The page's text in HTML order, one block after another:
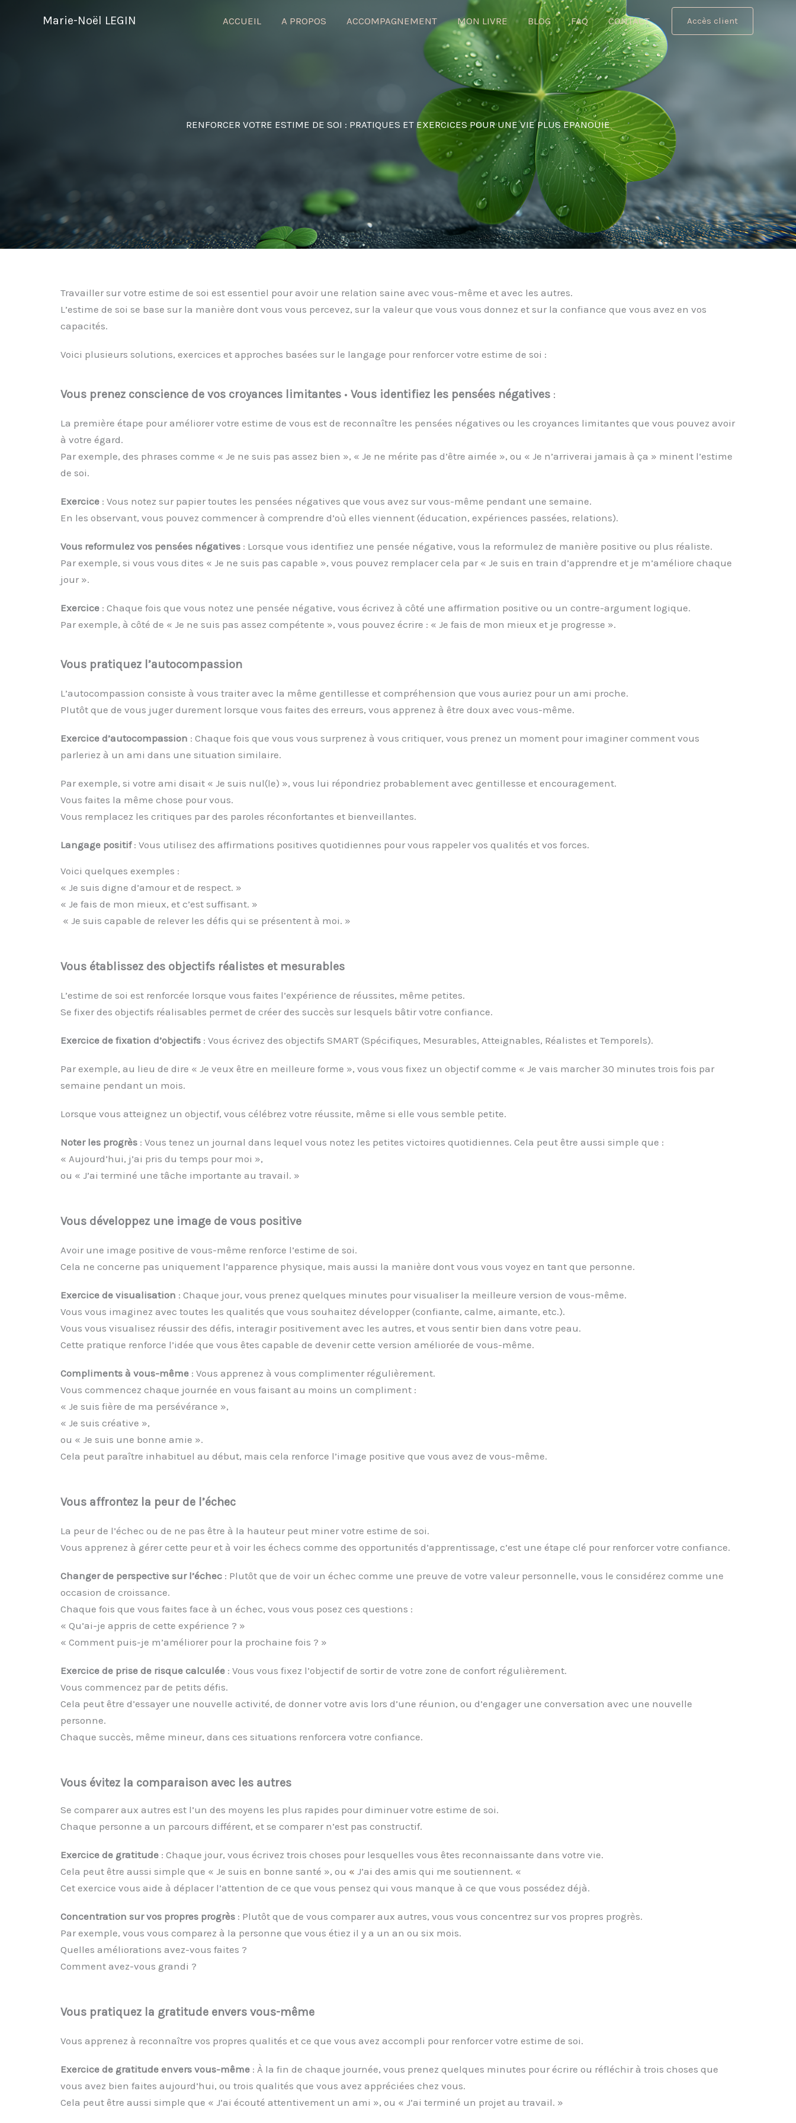
Marie-Noël LEGIN ACCUEIL A PROPOS ACCOMPAGNEMENT MON LIVRE BLOG FAQ CONTACT Accès client
RENFORCER VOTRE ESTIME DE SOI : PRATIQUES ET EXERCICES POUR UNE VIE PLUS EPANOUIE
Travailler sur votre estime de soi est essentiel pour avoir une relation saine avec vous-même et avec les autres.
L’estime de soi se base sur la manière dont vous vous percevez, sur la valeur que vous vous donnez et sur la confiance que vous avez en vos
capacités.
Voici plusieurs solutions, exercices et approches basées sur le langage pour renforcer votre estime de soi :
Vous prenez conscience de vos croyances limitantes • Vous identifiez les pensées négatives :
La première étape pour améliorer votre estime de vous est de reconnaître les pensées négatives ou les croyances limitantes que vous pouvez avoir
à votre égard.
Par exemple, des phrases comme « Je ne suis pas assez bien », « Je ne mérite pas d’être aimée », ou « Je n’arriverai jamais à ça » minent l’estime
de soi.
Exercice : Vous notez sur papier toutes les pensées négatives que vous avez sur vous-même pendant une semaine.
En les observant, vous pouvez commencer à comprendre d’où elles viennent (éducation, expériences passées, relations).
Vous reformulez vos pensées négatives : Lorsque vous identifiez une pensée négative, vous la reformulez de manière positive ou plus réaliste.
Par exemple, si vous vous dites « Je ne suis pas capable », vous pouvez remplacer cela par « Je suis en train d’apprendre et je m’améliore chaque
jour ».
Exercice : Chaque fois que vous notez une pensée négative, vous écrivez à côté une affirmation positive ou un contre-argument logique.
Par exemple, à côté de « Je ne suis pas assez compétente », vous pouvez écrire : « Je fais de mon mieux et je progresse ».
Vous pratiquez l’autocompassion
L’autocompassion consiste à vous traiter avec la même gentillesse et compréhension que vous auriez pour un ami proche.
Plutôt que de vous juger durement lorsque vous faites des erreurs, vous apprenez à être doux avec vous-même.
Exercice d’autocompassion : Chaque fois que vous vous surprenez à vous critiquer, vous prenez un moment pour imaginer comment vous
parleriez à un ami dans une situation similaire.
Par exemple, si votre ami disait « Je suis nul(le) », vous lui répondriez probablement avec gentillesse et encouragement.
Vous faites la même chose pour vous.
Vous remplacez les critiques par des paroles réconfortantes et bienveillantes.
Langage positif: Vous utilisez des affirmations positives quotidiennes pour vous rappeler vos qualités et vos forces.
Voici quelques exemples :
« Je suis digne d’amour et de respect. »
« Je fais de mon mieux, et c’est suffisant. »
« Je suis capable de relever les défis qui se présentent à moi. »
Vous établissez des objectifs réalistes et mesurables
L’estime de soi est renforcée lorsque vous faites l’expérience de réussites, même petites.
Se fixer des objectifs réalisables permet de créer des succès sur lesquels bâtir votre confiance.
Exercice de fixation d’objectifs : Vous écrivez des objectifs SMART (Spécifiques, Mesurables, Atteignables, Réalistes et Temporels).
Par exemple, au lieu de dire « Je veux être en meilleure forme », vous vous fixez un objectif comme « Je vais marcher 30 minutes trois fois par
semaine pendant un mois.
Lorsque vous atteignez un objectif, vous célébrez votre réussite, même si elle vous semble petite.
Noter les progrès : Vous tenez un journal dans lequel vous notez les petites victoires quotidiennes. Cela peut être aussi simple que :
« Aujourd’hui, j’ai pris du temps pour moi »,
ou « J’ai terminé une tâche importante au travail. »
Vous développez une image de vous positive
Avoir une image positive de vous-même renforce l’estime de soi.
Cela ne concerne pas uniquement l’apparence physique, mais aussi la manière dont vous vous voyez en tant que personne.
Exercice de visualisation : Chaque jour, vous prenez quelques minutes pour visualiser la meilleure version de vous-même.
Vous vous imaginez avec toutes les qualités que vous souhaitez développer (confiante, calme, aimante, etc.).
Vous vous visualisez réussir des défis, interagir positivement avec les autres, et vous sentir bien dans votre peau.
Cette pratique renforce l’idée que vous êtes capable de devenir cette version améliorée de vous-même.
Compliments à vous-même : Vous apprenez à vous complimenter régulièrement.
Vous commencez chaque journée en vous faisant au moins un compliment :
« Je suis fière de ma persévérance »,
« Je suis créative »,
ou « Je suis une bonne amie ».
Cela peut paraître inhabituel au début, mais cela renforce l’image positive que vous avez de vous-même.
Vous affrontez la peur de l’échec
La peur de l’échec ou de ne pas être à la hauteur peut miner votre estime de soi.
Vous apprenez à gérer cette peur et à voir les échecs comme des opportunités d’apprentissage, c’est une étape clé pour renforcer votre confiance.
Changer de perspective sur l’échec : Plutôt que de voir un échec comme une preuve de votre valeur personnelle, vous le considérez comme une
occasion de croissance.
Chaque fois que vous faites face à un échec, vous vous posez ces questions :
« Qu’ai-je appris de cette expérience ? »
« Comment puis-je m’améliorer pour la prochaine fois ? »
Exercice de prise de risque calculée : Vous vous fixez l’objectif de sortir de votre zone de confort régulièrement.
Vous commencez par de petits défis.
Cela peut être d’essayer une nouvelle activité, de donner votre avis lors d’une réunion, ou d’engager une conversation avec une nouvelle
personne.
Chaque succès, même mineur, dans ces situations renforcera votre confiance.
Vous évitez la comparaison avec les autres
Se comparer aux autres est l’un des moyens les plus rapides pour diminuer votre estime de soi.
Chaque personne a un parcours différent, et se comparer n’est pas constructif.
Exercice de gratitude : Chaque jour, vous écrivez trois choses pour lesquelles vous êtes reconnaissante dans votre vie.
Cela peut être aussi simple que « Je suis en bonne santé », ou « J’ai des amis qui me soutiennent. «
Cet exercice vous aide à déplacer l’attention de ce que vous pensez qui vous manque à ce que vous possédez déjà.
Concentration sur vos propres progrès : Plutôt que de vous comparer aux autres, vous vous concentrez sur vos propres progrès.
Par exemple, vous vous comparez à la personne que vous étiez il y a un an ou six mois.
Quelles améliorations avez-vous faites ?
Comment avez-vous grandi ?
Vous pratiquez la gratitude envers vous-même
Vous apprenez à reconnaître vos propres qualités et ce que vous avez accompli pour renforcer votre estime de soi.
Exercice de gratitude envers vous-même : À la fin de chaque journée, vous prenez quelques minutes pour écrire ou réfléchir à trois choses que
vous avez bien faites aujourd’hui, ou trois qualités que vous avez appréciées chez vous.
Cela peut être aussi simple que « J’ai écouté attentivement un ami », ou « J’ai terminé un projet au travail. »